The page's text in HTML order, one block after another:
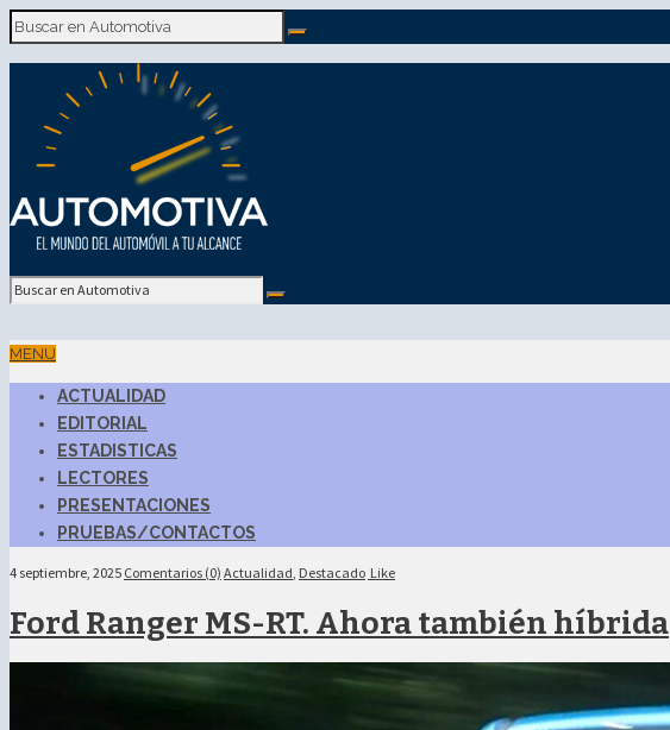
MENU
ACTUALIDAD
EDITORIAL
ESTADISTICAS
LECTORES
PRESENTACIONES
PRUEBAS/CONTACTOS
4 septiembre, 2025 Comentarios (0) Actualidad, Destacado Like
Ford Ranger MS-RT. Ahora también híbrida